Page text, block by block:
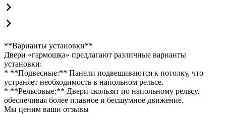
**Варианты установки**
Двери «гармошка» предлагают различные варианты
установки:
* **Подвесные:** Панели подвешиваются к потолку, что
устраняет необходимость в напольном рельсе.
* **Рельсовые:** Двери скользят по напольному рельсу,
обеспечивая более плавное и бесшумное движение.
Мы ценим ваши отзывы